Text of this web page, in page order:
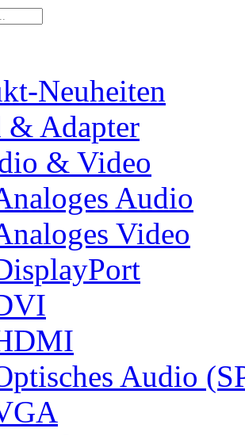
Neuheiten
& Adapter
& Video
Audio
Video
Audio